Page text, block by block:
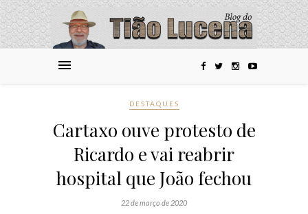
DESTAQUES
Cartaxo ouve protesto de
Ricardo e vai reabrir
hospital que João fechou
22 de março de 2020